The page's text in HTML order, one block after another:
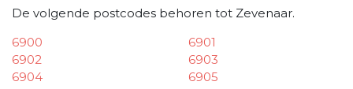
De volgende postcodes behoren tot Zevenaar.
6900
6901
6902
6903
6904
6905